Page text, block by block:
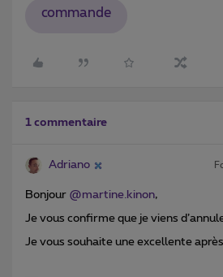
commande
1 commentaire
Adriano
Bonjour @martine.kinon,
Je vous confirme que je viens
Je vous souhaite une excellente